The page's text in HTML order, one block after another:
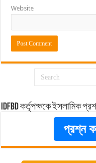
Website
idfbd কর্তৃপক্ষকে ইসলামিক
প্রশ্ন